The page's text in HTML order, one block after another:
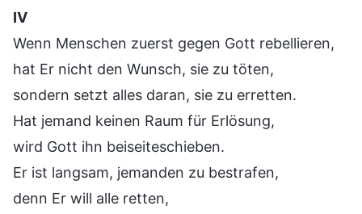
Ⅳ
Wenn Menschen zuerst gegen Gott rebellieren,
hat Er nicht den Wunsch, sie zu töten,
sondern setzt alles daran, sie zu erretten.
Hat jemand keinen Raum für Erlösung,
wird Gott ihn beiseiteschieben.
Er ist langsam, jemanden zu bestrafen,
denn Er will alle retten,